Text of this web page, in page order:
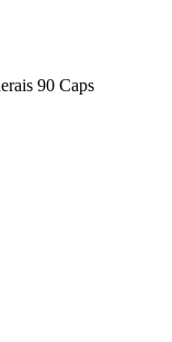
90 Caps